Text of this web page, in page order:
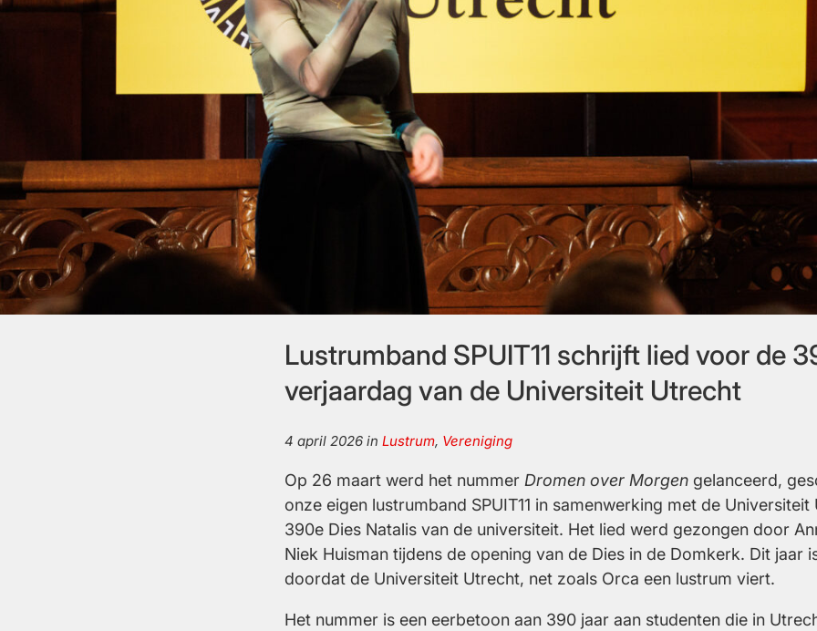
Lustrumband SPUIT11 schrijft lied voor de
verjaardag van de Universiteit Utrecht
4 april 2026 in Lustrum, Vereniging
Op 26 maart werd het nummer Dromen over Morgen gelanceerd,
onze eigen lustrumband SPUIT11 in samenwerking met de
390e Dies Natalis van de universiteit. Het lied werd gezongen door
Niek Huisman tijdens de opening van de Dies in de Domkerk. Dit jaar
doordat de Universiteit Utrecht, net zoals Orca een lustrum viert.
Het nummer is een eerbetoon aan 390 jaar aan studenten die in